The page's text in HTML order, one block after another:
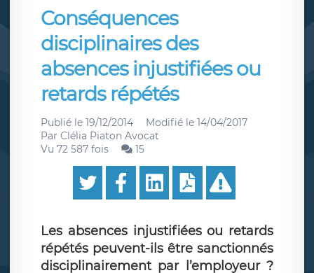
Conséquences
disciplinaires des
absences injustifiées ou
retards répétés
Publié le 19/12/2014 Modifié le 14/04/2017
Par Clélia Piaton Avocat
Vu 72 587 fois
15
Les absences injustifiées ou retards
répétés peuvent-ils être sanctionnés
disciplinairement par l’employeur ?